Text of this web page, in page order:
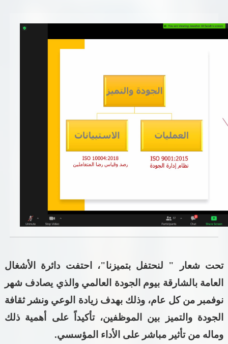
الأسئلة الشائعة
سياسة النظام الإداري المتكامل
جوائز و شهادات
الميثاق
سياسة أمن المعلومات
سياسة الموردين و المشتريات
سياسة نظام إدارة المرافق
التحقق من حالة معاملة
خدمات الأفراد
خدمات الشركات
Vendor Portal - منصة الشركات
تحت شعار " لنحتفل بتميزنا"، احتفت دائرة الأشغال
العامة بالشارقة بيوم الجودة العالمي والذي يصادف شهر
نوفمبر من كل عام، وذلك بهدف زيادة الوعي ونشر ثقافة
الجودة والتميز بين الموظفين، تأكيداً على أهمية ذلك
وماله من تأثير مباشر على الأداء المؤسسي.